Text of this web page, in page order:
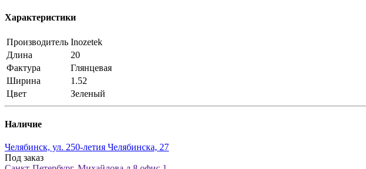
Характеристики
Производитель Inozetek
Длина
20
Фактура
Глянцевая
Ширина
1.52
Цвет
Зеленый
Наличие
Челябинск, ул. 250-летия Челябинска, 27
Под заказ